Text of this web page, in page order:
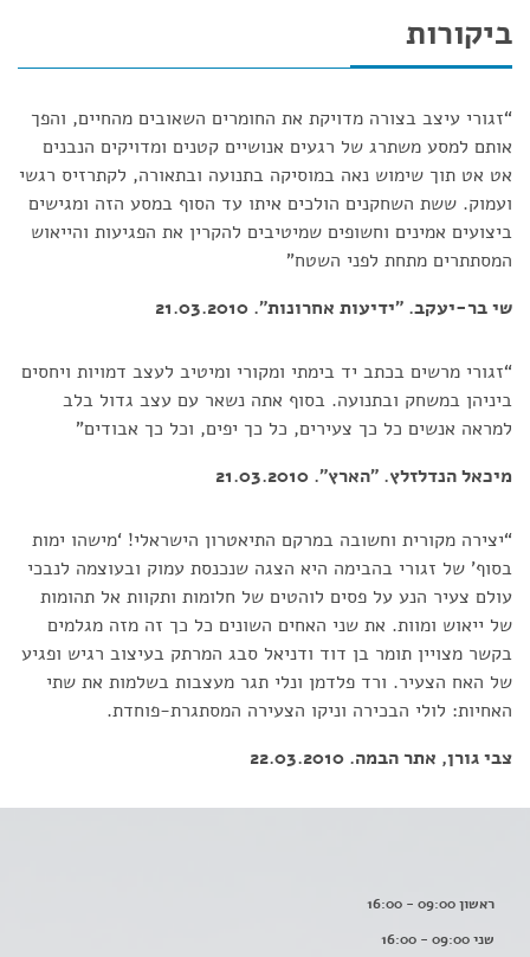
ביקורות
“זגורי עיצב בצורה מדויקת את החומרים השאובים מהחיים, והפך
אותם למסע משתרג של רגעים אנושיים קטנים ומדויקים הנבנים
אט אט תוך שימוש נאה במוסיקה בתנועה ובתאורה, לקתרזיס רגשי
ועמוק. ששת השחקנים הולכים איתו עד הסוף במסע הזה ומגישים
ביצועים אמינים וחשופים שמיטיבים להקרין את הפגיעות והייאוש
המסתתרים מתחת לפני השטח”
שי בר-יעקב. "ידיעות אחרונות". 21.03.2010
“זגורי מרשים בכתב יד בימתי ומקורי ומיטיב לעצב דמויות ויחסים
ביניהן במשחק ובתנועה. בסוף אתה נשאר עם עצב גדול בלב
למראה אנשים כל כך צעירים, כל כך יפים, וכל כך אבודים”
מיכאל הנדלזלץ. "הארץ". 21.03.2010
“יצירה מקורית וחשובה במרקם התיאטרון הישראלי! ‘מישהו ימות
בסוף’ של זגורי בהבימה היא הצגה שנכנסת עמוק ובעוצמה לנבכי
עולם צעיר הנע על פסים לוהטים של חלומות ותקוות אל תהומות
של ייאוש ומוות. את שני האחים השונים כל כך זה מזה מגלמים
בקשר מצויין תומר בן דוד ודניאל סבג המרתק בעיצוב רגיש ופגיע
של האח הצעיר. ורד פלדמן ונלי תגר מעצבות בשלמות את שתי
האחיות: לולי הבכירה וניקו הצעירה המסתגרת-פוחדת.
צבי גורן, אתר הבמה. 22.03.2010
ראשון 09:00 - 16:00
שני 09:00 - 16:00